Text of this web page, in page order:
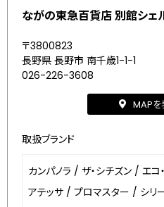
ながの東急百貨店 別館シェ
〒3800823
長野県 長野市 南千歳1-1-1
026-226-3608
MAPを
取扱ブランド
カンパノラ / ザ・シチズン / エコ
アテッサ / プロマスター / シリ